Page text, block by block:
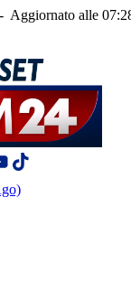
- Aggiornato alle